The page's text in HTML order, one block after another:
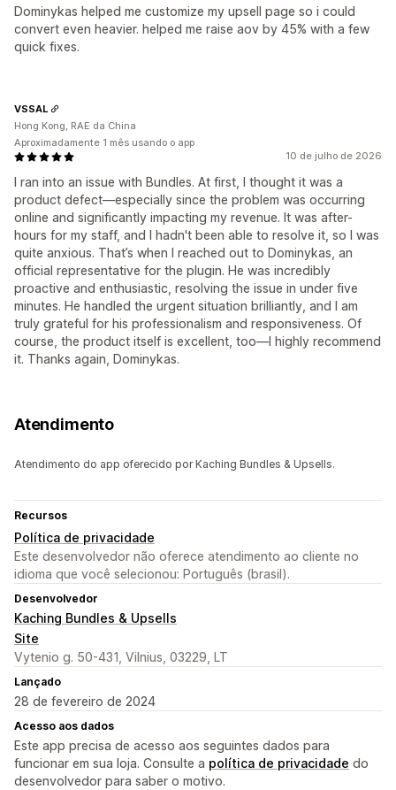
Dominykas helped me customize my upsell page so i could
convert even heavier. helped me raise aov by 45% with a few
quick fixes.
10 de julho de 2026
I ran into an issue with Bundles. At first, I thought it was a
product defect—especially since the problem was occurring
online and significantly impacting my revenue. It was after-
hours for my staff, and I hadn't been able to resolve it, so I was
quite anxious. That’s when I reached out to Dominykas, an
official representative for the plugin. He was incredibly
proactive and enthusiastic, resolving the issue in under five
minutes. He handled the urgent situation brilliantly, and I am
truly grateful for his professionalism and responsiveness. Of
course, the product itself is excellent, too—I highly recommend
it. Thanks again, Dominykas.
VSSAL
Hong Kong, RAE da China
Aproximadamente 1 mês usando o app
Atendimento
Atendimento do app oferecido por Kaching Bundles & Upsells.
Recursos
Política de privacidade
Este desenvolvedor não oferece atendimento ao cliente no
idioma que você selecionou: Português (brasil).
Desenvolvedor
Kaching Bundles & Upsells
Site
Vytenio g. 50-431, Vilnius, 03229, LT
Lançado
28 de fevereiro de 2024
Acesso aos dados
Este app precisa de acesso aos seguintes dados para
funcionar em sua loja. Consulte a política de privacidade do
desenvolvedor para saber o motivo.